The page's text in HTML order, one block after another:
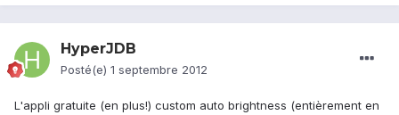
HyperJDB
Posté(e) 1 septembre 2012
L'appli gratuite (en plus!) custom auto brightness (entièrement en